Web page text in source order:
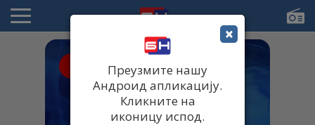
×
Преузмите нашу
Андроид апликацију.
Кликните на
иконицу испод.